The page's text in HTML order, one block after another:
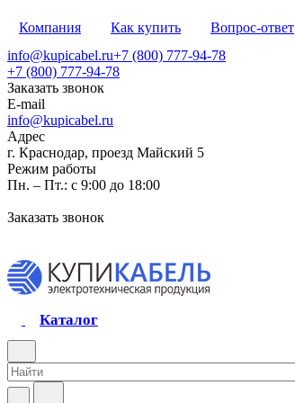
Компания Как купить Вопрос-ответ
info@kupicabel.ru+7 (800) 777-94-78
+7 (800) 777-94-78
Заказать звонок
E-mail
info@kupicabel.ru
Адрес
г. Краснодар, проезд Майский 5
Режим работы
Пн. – Пт.: с 9:00 до 18:00
Заказать звонок
Каталог